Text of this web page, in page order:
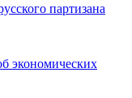
партизана
экономических